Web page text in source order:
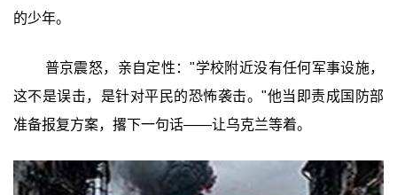
的少年。
普京震怒，亲自定性："学校附近没有任何军事设施，
这不是误击，是针对平民的恐怖袭击。"他当即责成国防部
准备报复方案，撂下一句话——让乌克兰等着。